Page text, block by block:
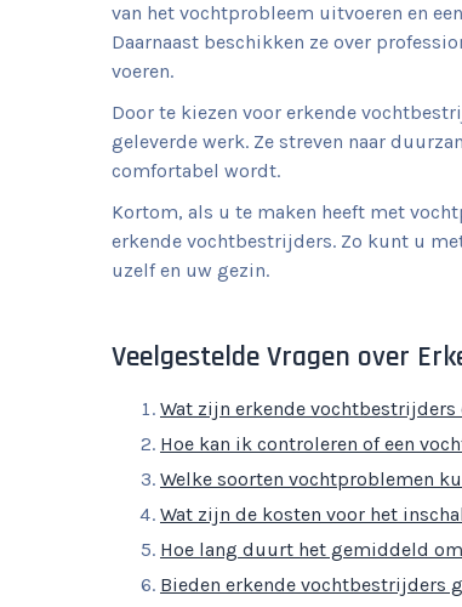
van het vochtprobleem uitvoeren en
Daarnaast beschikken ze over
voeren.
Door te kiezen voor erkende
geleverde werk. Ze streven naar
comfortabel wordt.
Kortom, als u te maken heeft met
erkende vochtbestrijders. Zo kunt u
uzelf en uw gezin.
Veelgestelde Vragen over
Wat zijn erkende
Hoe kan ik controleren of een
Welke soorten vochtproblemen
Wat zijn de kosten voor het
Hoe lang duurt het gemiddeld
Bieden erkende vochtbestrijders